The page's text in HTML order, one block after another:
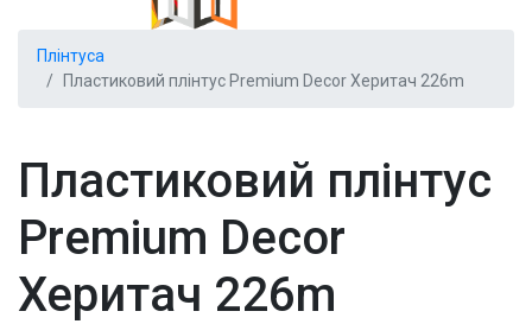
Плінтуса
Пластиковий плінтус Premium Decor Херитач 226m
Пластиковий плінтус
Premium Decor
Херитач 226m